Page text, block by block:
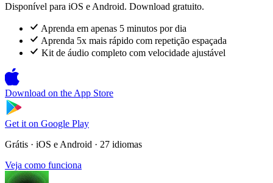
Disponível para iOS e Android. Download gratuito.
Aprenda em apenas 5 minutos por dia
Aprenda 5x mais rápido com repetição espaçada
Kit de áudio completo com velocidade ajustável
Download on the App Store
Get it on Google Play
Grátis · iOS e Android · 27 idiomas
Veja como funciona